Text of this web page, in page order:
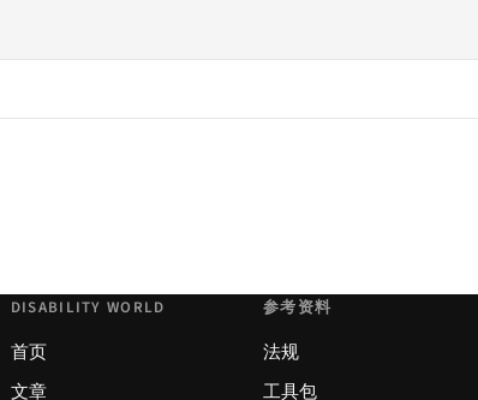
DISABILITY WORLD
首页
文章
参考资料
法规
工具包